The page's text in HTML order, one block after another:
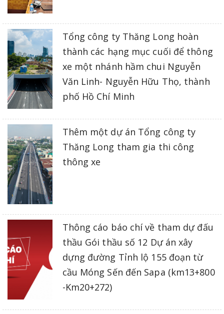
Tổng công ty Thăng Long hoàn
thành các hạng mục cuối để thông
xe một nhánh hầm chui Nguyễn
Văn Linh- Nguyễn Hữu Thọ, thành
phố Hồ Chí Minh
Thêm một dự án Tổng công ty
Thăng Long tham gia thi công
thông xe
Thông cáo báo chí về tham dự đấu
thầu Gói thầu số 12 Dự án xây
dựng đường Tỉnh lộ 155 đoạn từ
cầu Móng Sến đến Sapa (km13+800
-Km20+272)